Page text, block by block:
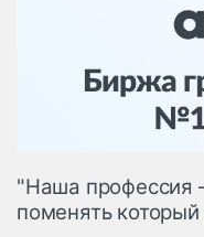
"Наша профессия
поменять